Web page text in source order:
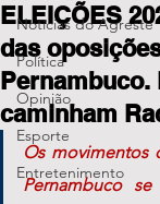
Notícias do Agreste
Política
Opinião
Esporte
Entretenimento
ELEIÇÕES
das
Pernambuco.
caminham
Os movimentos
Pernambuco